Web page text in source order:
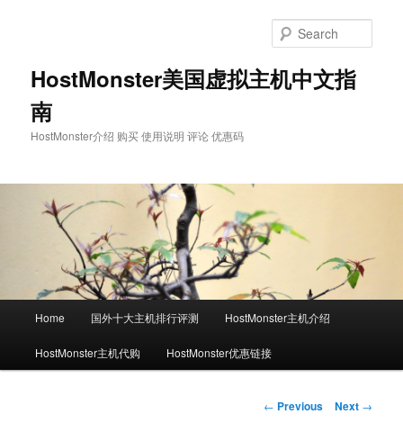
HostMonster美国虚拟主机中文指
南
HostMonster介绍 购买 使用说明 评论 优惠码
Home 国外十大主机排行评测 HostMonster主机介绍
HostMonster主机代购 HostMonster优惠链接
Post
← Previous Next →